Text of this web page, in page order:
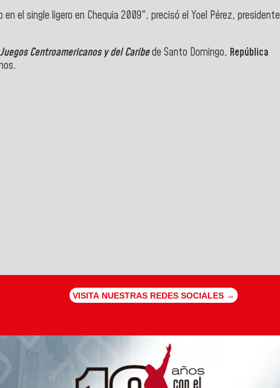
el single ligero en Chequia 2009", precisó el Yoel Pérez, presidente
Juegos Centroamericanos y del Caribede Santo Domingo, República
VISITA NUESTRAS REDES SOCIALES →